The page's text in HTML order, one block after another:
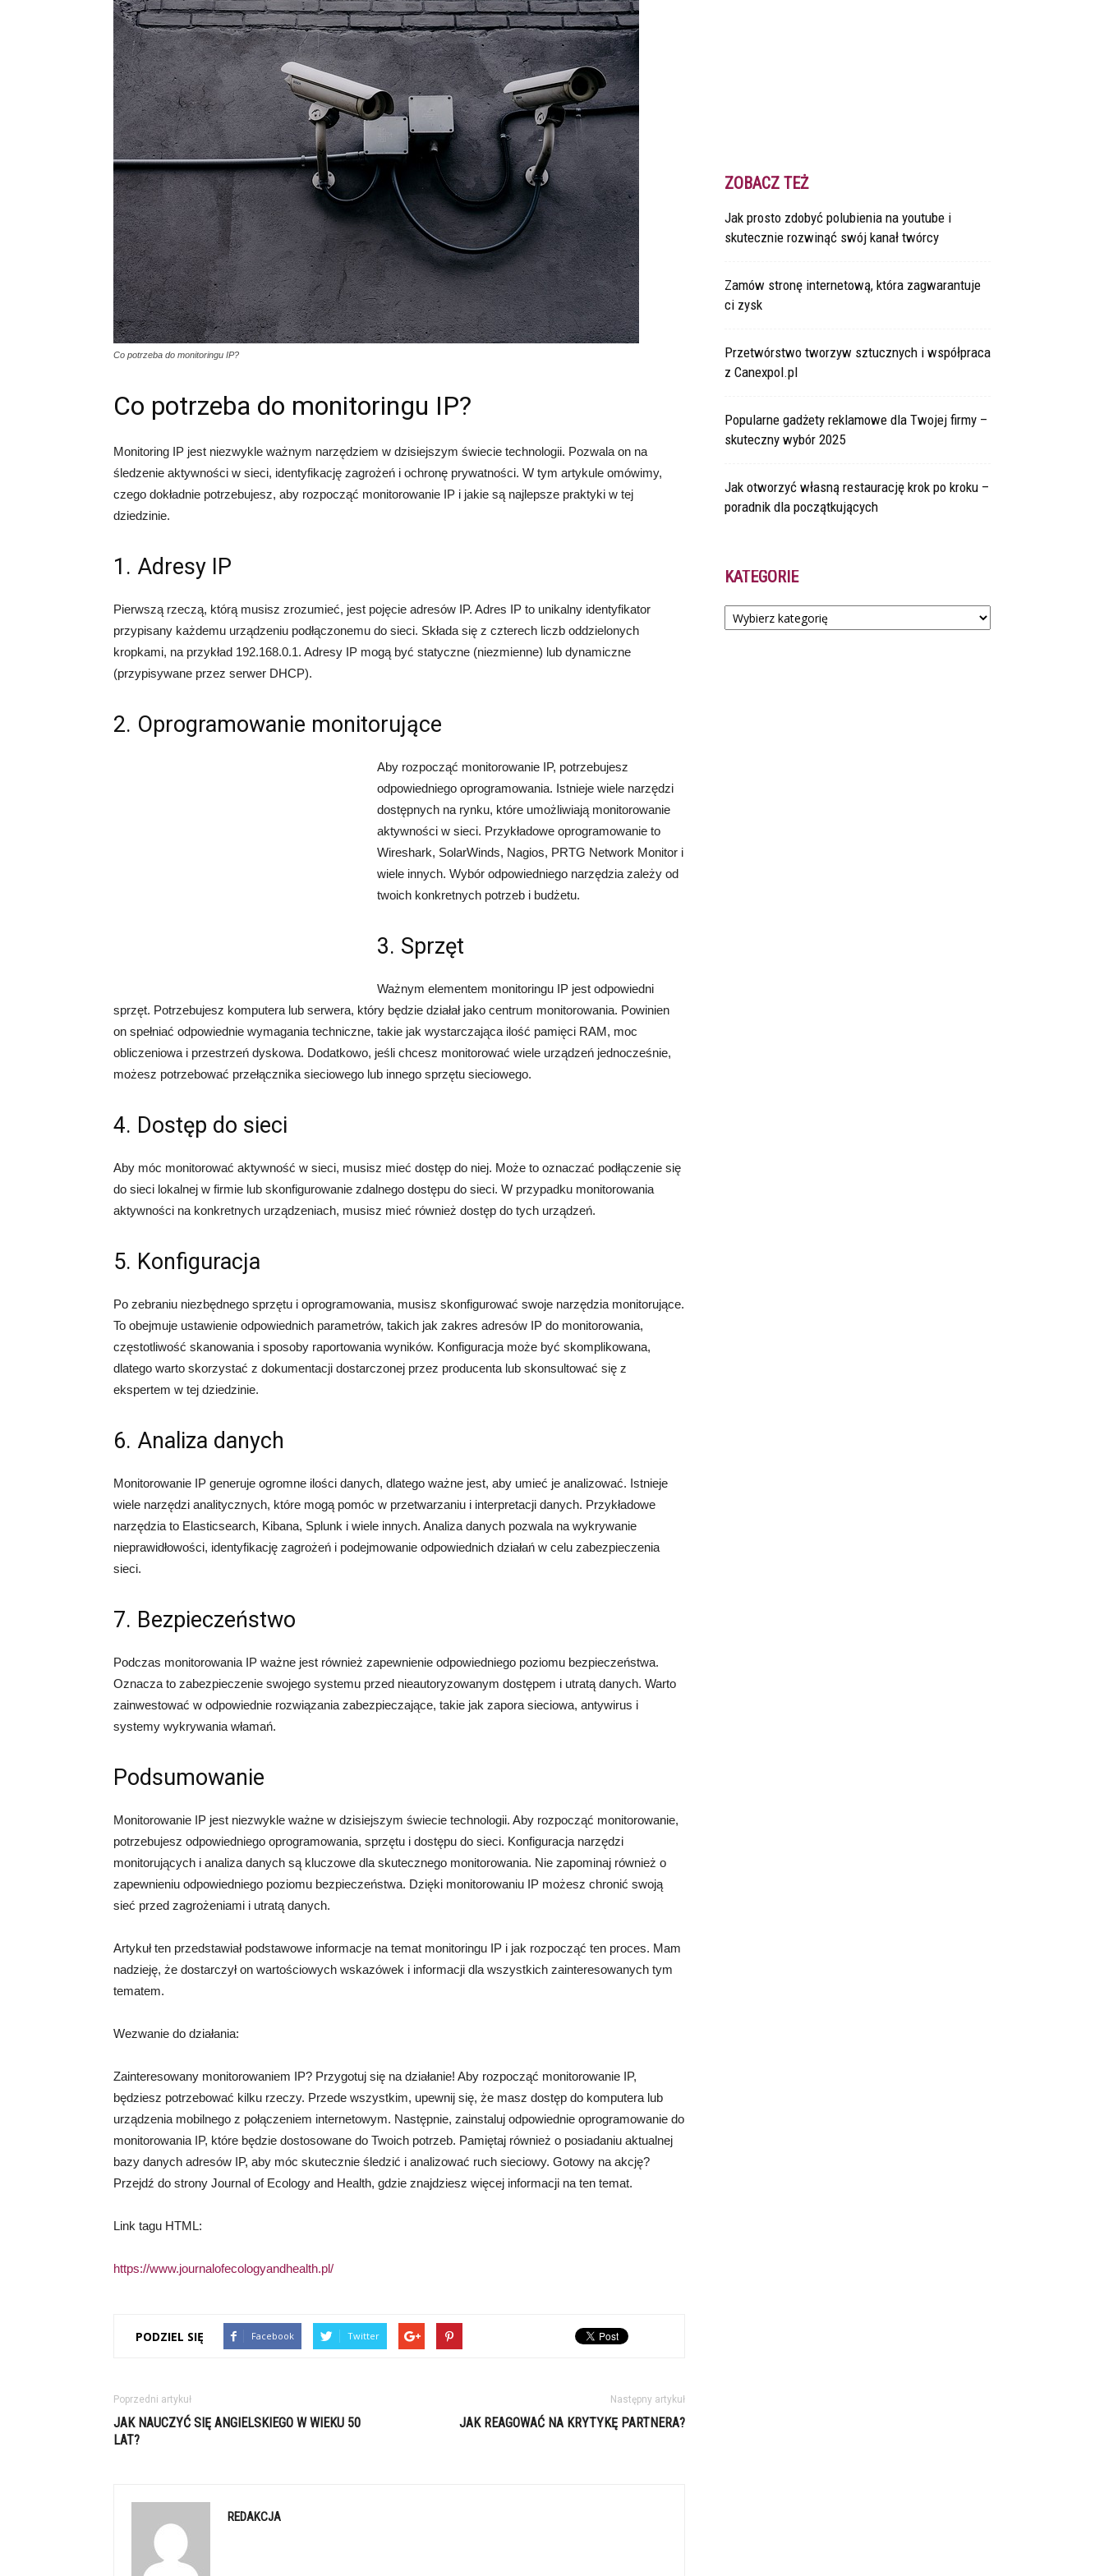
Co potrzeba do monitoringu IP?
Co potrzeba do monitoringu IP?
Monitoring IP jest niezwykle ważnym narzędziem w dzisiejszym świecie technologii. Pozwala on na
śledzenie aktywności w sieci, identyfikację zagrożeń i ochronę prywatności. W tym artykule omówimy,
czego dokładnie potrzebujesz, aby rozpocząć monitorowanie IP i jakie są najlepsze praktyki w tej
dziedzinie.
1. Adresy IP
Pierwszą rzeczą, którą musisz zrozumieć, jest pojęcie adresów IP. Adres IP to unikalny identyfikator
przypisany każdemu urządzeniu podłączonemu do sieci. Składa się z czterech liczb oddzielonych
kropkami, na przykład 192.168.0.1. Adresy IP mogą być statyczne (niezmienne) lub dynamiczne
(przypisywane przez serwer DHCP).
2. Oprogramowanie monitorujące
Aby rozpocząć monitorowanie IP, potrzebujesz
odpowiedniego oprogramowania. Istnieje wiele narzędzi
dostępnych na rynku, które umożliwiają monitorowanie
aktywności w sieci. Przykładowe oprogramowanie to
Wireshark, SolarWinds, Nagios, PRTG Network Monitor i
wiele innych. Wybór odpowiedniego narzędzia zależy od
twoich konkretnych potrzeb i budżetu.
3. Sprzęt
Ważnym elementem monitoringu IP jest odpowiedni
sprzęt. Potrzebujesz komputera lub serwera, który będzie działał jako centrum monitorowania. Powinien
on spełniać odpowiednie wymagania techniczne, takie jak wystarczająca ilość pamięci RAM, moc
obliczeniowa i przestrzeń dyskowa. Dodatkowo, jeśli chcesz monitorować wiele urządzeń jednocześnie,
możesz potrzebować przełącznika sieciowego lub innego sprzętu sieciowego.
4. Dostęp do sieci
Aby móc monitorować aktywność w sieci, musisz mieć dostęp do niej. Może to oznaczać podłączenie się
do sieci lokalnej w firmie lub skonfigurowanie zdalnego dostępu do sieci. W przypadku monitorowania
aktywności na konkretnych urządzeniach, musisz mieć również dostęp do tych urządzeń.
5. Konfiguracja
Po zebraniu niezbędnego sprzętu i oprogramowania, musisz skonfigurować swoje narzędzia monitorujące.
To obejmuje ustawienie odpowiednich parametrów, takich jak zakres adresów IP do monitorowania,
częstotliwość skanowania i sposoby raportowania wyników. Konfiguracja może być skomplikowana,
dlatego warto skorzystać z dokumentacji dostarczonej przez producenta lub skonsultować się z
ekspertem w tej dziedzinie.
6. Analiza danych
Monitorowanie IP generuje ogromne ilości danych, dlatego ważne jest, aby umieć je analizować. Istnieje
wiele narzędzi analitycznych, które mogą pomóc w przetwarzaniu i interpretacji danych. Przykładowe
narzędzia to Elasticsearch, Kibana, Splunk i wiele innych. Analiza danych pozwala na wykrywanie
nieprawidłowości, identyfikację zagrożeń i podejmowanie odpowiednich działań w celu zabezpieczenia
sieci.
7. Bezpieczeństwo
Podczas monitorowania IP ważne jest również zapewnienie odpowiedniego poziomu bezpieczeństwa.
Oznacza to zabezpieczenie swojego systemu przed nieautoryzowanym dostępem i utratą danych. Warto
zainwestować w odpowiednie rozwiązania zabezpieczające, takie jak zapora sieciowa, antywirus i
systemy wykrywania włamań.
Podsumowanie
Monitorowanie IP jest niezwykle ważne w dzisiejszym świecie technologii. Aby rozpocząć monitorowanie,
potrzebujesz odpowiedniego oprogramowania, sprzętu i dostępu do sieci. Konfiguracja narzędzi
monitorujących i analiza danych są kluczowe dla skutecznego monitorowania. Nie zapominaj również o
zapewnieniu odpowiedniego poziomu bezpieczeństwa. Dzięki monitorowaniu IP możesz chronić swoją
sieć przed zagrożeniami i utratą danych.
Artykuł ten przedstawiał podstawowe informacje na temat monitoringu IP i jak rozpocząć ten proces. Mam
nadzieję, że dostarczył on wartościowych wskazówek i informacji dla wszystkich zainteresowanych tym
tematem.
Wezwanie do działania:
Zainteresowany monitorowaniem IP? Przygotuj się na działanie! Aby rozpocząć monitorowanie IP,
będziesz potrzebować kilku rzeczy. Przede wszystkim, upewnij się, że masz dostęp do komputera lub
urządzenia mobilnego z połączeniem internetowym. Następnie, zainstaluj odpowiednie oprogramowanie do
monitorowania IP, które będzie dostosowane do Twoich potrzeb. Pamiętaj również o posiadaniu aktualnej
bazy danych adresów IP, aby móc skutecznie śledzić i analizować ruch sieciowy. Gotowy na akcję?
Przejdź do strony Journal of Ecology and Health, gdzie znajdziesz więcej informacji na ten temat.
Link tagu HTML:
https://www.journalofecologyandhealth.pl/
PODZIEL SIĘ Facebook Twitter
Poprzedni artykuł
JAK NAUCZYĆ SIĘ ANGIELSKIEGO W WIEKU 50
LAT?
Następny artykuł
JAK REAGOWAĆ NA KRYTYKĘ PARTNERA?
REDAKCJA
ZOBACZ TEŻ
Jak prosto zdobyć polubienia na youtube i
skutecznie rozwinąć swój kanał twórcy
Zamów stronę internetową, która zagwarantuje
ci zysk
Przetwórstwo tworzyw sztucznych i współpraca
z Canexpol.pl
Popularne gadżety reklamowe dla Twojej firmy –
skuteczny wybór 2025
Jak otworzyć własną restaurację krok po kroku –
poradnik dla początkujących
KATEGORIE
Kategorie